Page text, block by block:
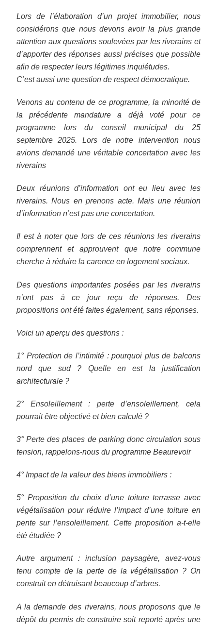
Lors de l’élaboration d’un projet immobilier, nous
considérons que nous devons avoir la plus grande
attention aux questions soulevées par les riverains et
d’apporter des réponses aussi précises que possible
afin de respecter leurs légitimes inquiétudes.
C’est aussi une question de respect démocratique.
Venons au contenu de ce programme, la minorité de
la précédente mandature a déjà voté pour ce
programme lors du conseil municipal du 25
septembre 2025. Lors de notre intervention nous
avions demandé une véritable concertation avec les
riverains
Deux réunions d’information ont eu lieu avec les
riverains. Nous en prenons acte. Mais une réunion
d’information n’est pas une concertation.
Il est à noter que lors de ces réunions les riverains
comprennent et approuvent que notre commune
cherche à réduire la carence en logement sociaux.
Des questions importantes posées par les riverains
n’ont pas à ce jour reçu de réponses. Des
propositions ont été faites également, sans réponses.
Voici un aperçu des questions :
1° Protection de l’intimité : pourquoi plus de balcons
nord que sud ? Quelle en est la justification
architecturale ?
2° Ensoleillement : perte d’ensoleillement, cela
pourrait être objectivé et bien calculé ?
3° Perte des places de parking donc circulation sous
tension, rappelons-nous du programme Beaurevoir
4° Impact de la valeur des biens immobiliers :
5° Proposition du choix d’une toiture terrasse avec
végétalisation pour réduire l’impact d’une toiture en
pente sur l’ensoleillement. Cette proposition a-t-elle
été étudiée ?
Autre argument : inclusion paysagère, avez-vous
tenu compte de la perte de la végétalisation ? On
construit en détruisant beaucoup d’arbres.
A la demande des riverains, nous proposons que le
dépôt du permis de construire soit reporté après une